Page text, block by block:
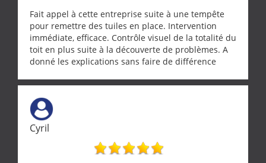
Fait appel à cette entreprise suite à une tempête
pour remettre des tuiles en place. Intervention
immédiate, efficace. Contrôle visuel de la totalité du
toit en plus suite à la découverte de problèmes. A
donné les explications sans faire de différence
Cyril